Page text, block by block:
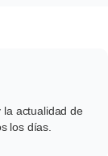
la actualidad de
los días.